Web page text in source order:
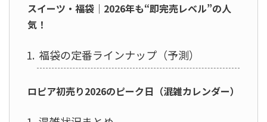
スイーツ・福袋｜2026年も“即完売レベル”の人
気！
福袋の定番ラインナップ（予測）
ロピア初売り2026のピーク日（混雑カレンダー）